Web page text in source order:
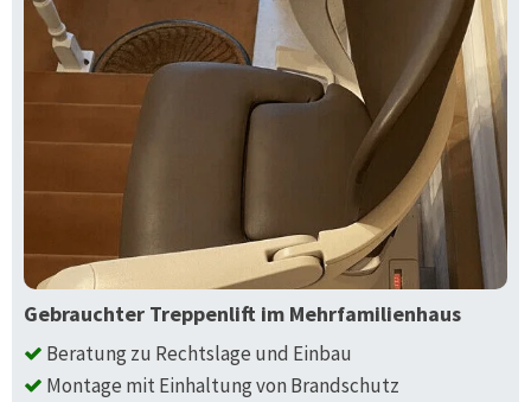
Gebrauchter Treppenlift im Mehrfamilienhaus
Beratung zu Rechtslage und Einbau
Montage mit Einhaltung von Brandschutz